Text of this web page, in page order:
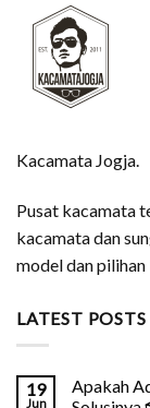
Kacamata Jogja.
Pusat kacamata
kacamata dan
model dan pilihan
LATEST POSTS
19
Jun
Apakah